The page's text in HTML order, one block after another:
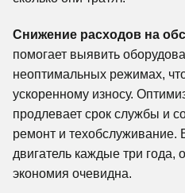
Снижение расходов на
помогает выявить
неоптимальных режимах,
ускоренному износу.
продлевает срок службы и
ремонт и техобслуживание.
двигатель каждые три года,
экономия очевидна.